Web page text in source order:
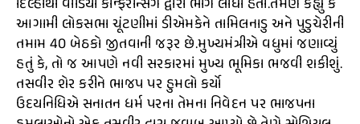
દિલ્હીથી વીડિયો કોન્ફરન્સિંગ દ્વારા ભાગ લીધો હતો.તેમણે કહ્યું કે
આગામી લોકસભા ચૂંટણીમાં ડીએમકેને તામિલનાડુ અને પુડુચેરીની
તમામ 40 બેઠકો જીતવાની જરૂર છે.મુખ્યમંત્રીએ વધુમાં જણાવ્યું
હતું કે, તો જ આપણે નવી સરકારમાં મુખ્ય ભૂમિકા ભજવી શકીશું.
તસવીર શેર કરીને ભાજપ પર હુમલો કર્યો
ઉદયનિધિએ સનાતન ધર્મ પરના તેમના નિવેદન પર ભાજપના